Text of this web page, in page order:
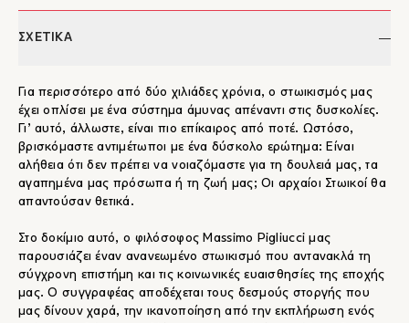
ΣΧΕΤΙΚΑ
Για περισσότερο από δύο χιλιάδες χρόνια, ο στωικισμός μας
έχει οπλίσει με ένα σύστημα άμυνας απέναντι στις δυσκολίες.
Γι’ αυτό, άλλωστε, είναι πιο επίκαιρος από ποτέ. Ωστόσο,
βρισκόμαστε αντιμέτωποι με ένα δύσκολο ερώτημα: Είναι
αλήθεια ότι δεν πρέπει να νοιαζόμαστε για τη δουλειά μας, τα
αγαπημένα μας πρόσωπα ή τη ζωή μας; Οι αρχαίοι Στωικοί θα
απαντούσαν θετικά.
Στο δοκίμιο αυτό, ο φιλόσοφος Massimo Pigliucci μας
παρουσιάζει έναν ανανεωμένο στωικισμό που αντανακλά τη
σύγχρονη επιστήμη και τις κοινωνικές ευαισθησίες της εποχής
μας. Ο συγγραφέας αποδέχεται τους δεσμούς στοργής που
μας δίνουν χαρά, την ικανοποίηση από την εκπλήρωση ενός